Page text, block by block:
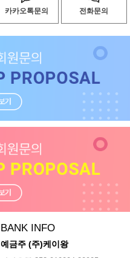
카카오톡문의 전화문의
BANK INFO
예금주 (주)케이왕